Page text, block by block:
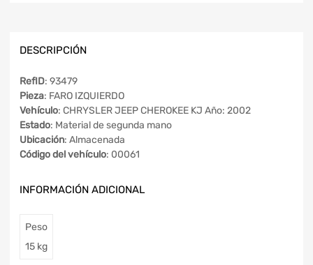
DESCRIPCIÓN
RefID: 93479
Pieza: FARO IZQUIERDO
Vehículo: CHRYSLER JEEP CHEROKEE KJ Año: 2002
Estado: Material de segunda mano
Ubicación: Almacenada
Código del vehículo: 00061
INFORMACIÓN ADICIONAL
Peso
15 kg